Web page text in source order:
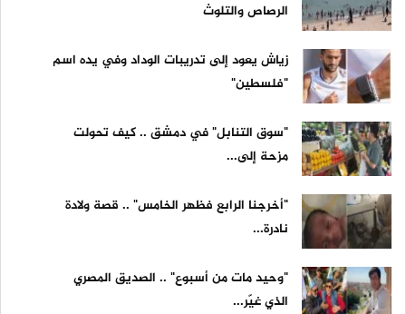
الرصاص والتلوث
زياش يعود إلى تدريبات الوداد وفي يده اسم
"فلسطين"
"سوق التنابل" في دمشق .. كيف تحولت
مزحة إلى...
"أخرجنا الرابع فظهر الخامس" .. قصة ولادة
نادرة...
"وحيد مات من أسبوع" .. الصديق المصري
الذي غيّر...